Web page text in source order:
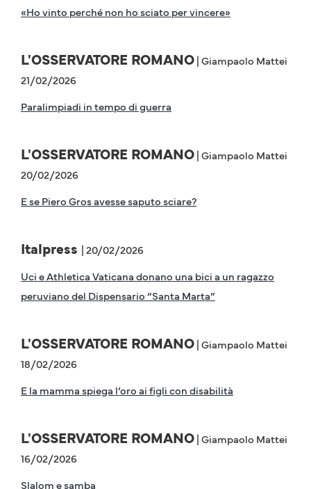
«Ho vinto perché non ho sciato per vincere»
L'OSSERVATORE ROMANO| Giampaolo Mattei
21/02/2026
Paralimpiadi in tempo di guerra
L'OSSERVATORE ROMANO| Giampaolo Mattei
20/02/2026
E se Piero Gros avesse saputo sciare?
Italpress | 20/02/2026
Uci e Athletica Vaticana donano una bici a un ragazzo
peruviano del Dispensario “Santa Marta”
L'OSSERVATORE ROMANO| Giampaolo Mattei
18/02/2026
E la mamma spiega l’oro ai figli con disabilità
L'OSSERVATORE ROMANO| Giampaolo Mattei
16/02/2026
Slalom e samba